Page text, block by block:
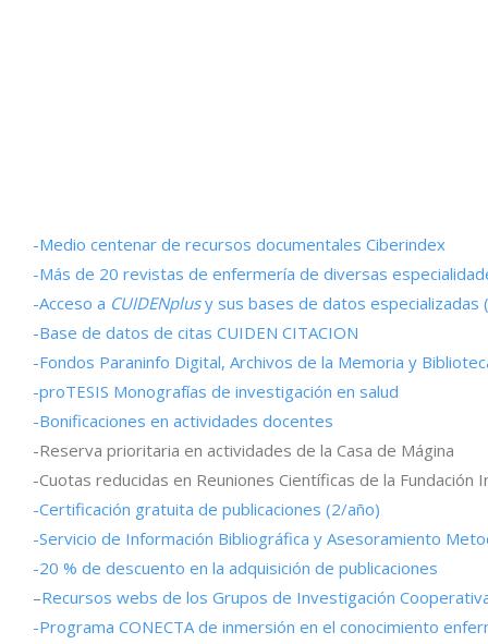
-Medio centenar de recursos documentales Ciberindex
-Más de 20 revistas de enfermería de diversas
-Acceso a CUIDENplusy sus bases de datos especializadas
-Base de datos de citas CUIDEN CITACION
-Fondos Paraninfo Digital, Archivos de la Memoria y
-proTESIS Monografías de investigación en salud
-Bonificaciones en actividades docentes
-Reserva prioritaria en actividades de la Casa de Mágina
-Cuotas reducidas en Reuniones Científicas de la Fundación
-Certificación gratuita de publicaciones (2/año)
-Servicio de Información Bibliográfica y Asesoramiento
-20 % de descuento en la adquisición de publicaciones
–Recursos webs de los Grupos de Investigación
-Programa CONECTA de inmersión en el conocimiento